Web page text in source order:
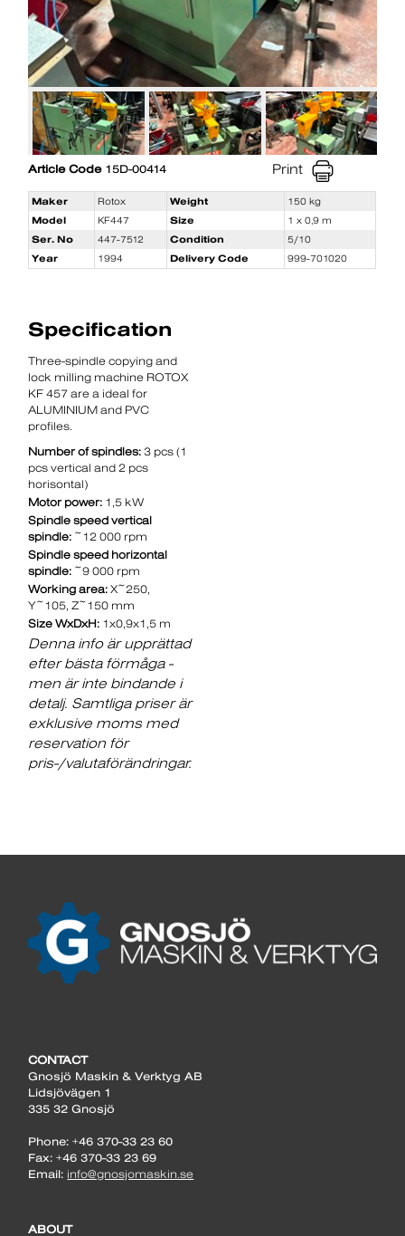
Article Code15D-00414 Print
Maker Rotox Weight
150 kg
Model
KF447 Size
1 x 0,9 m
Ser. No
447-7512 Condition
5/10
Year
1994 Delivery Code 999-701020
Specification
Three-spindle copying and
lock milling machine ROTOX
KF 457 are a ideal for
ALUMINIUM and PVC
profiles.
Number of spindles: 3 pcs (1
pcs vertical and 2 pcs
horisontal)
Motor power: 1,5 kW
Spindle speed vertical
spindle: ~12 000 rpm
Spindle speed horizontal
spindle: ~9 000 rpm
Working area: X~250,
Y~105, Z~150 mm
Size WxDxH: 1x0,9x1,5 m
Denna info är upprättad
efter bästa förmåga -
men är inte bindande i
detalj. Samtliga priser är
exklusive moms med
reservation för
pris-/valutaförändringar.
CONTACT
Gnosjö Maskin & Verktyg AB
Lidsjövägen 1
335 32 Gnosjö
Phone: +46 370-33 23 60
Fax: +46 370-33 23 69
Email: info@gnosjomaskin.se
ABOUT